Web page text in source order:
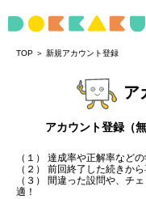
TOP ＞ 新規アカウント登録
ア
アカウント登録（
（１） 達成率や正解率など
（２） 前回終了した続きから
（３） 間違った設問や、チ
適！